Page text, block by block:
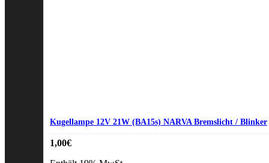
Kugellampe 12V 21W (BA15s) NARVA Bremslicht / Blinker
1,00€